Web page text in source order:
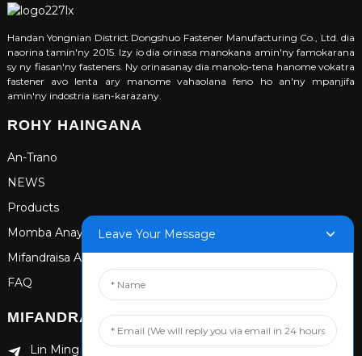
Handan Yongnian District Dongshuo Fastener Manufacturing Co., Ltd. dia
naorina tamin'ny 2015. Izy io dia orinasa manokana amin'ny famokarana
sy ny fiasan'ny fasteners. Ny orinasanay dia manolo-tena hanome vokatra
fastener avo lenta ary manome vahaolana feno ho an'ny mpanjifa
amin'ny indostria isan-karazany.
ROHY HAINGANA
An-Trano
NEWS
Products
Momba Anay
Mifandraisa Aminay
FAQ
MIFANDRAISA
Lin Ming Guan Zhen Dong Ming Yang Cun Nan,
Leave Your Message